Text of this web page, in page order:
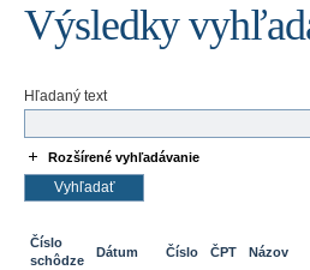
Výsledky
Hľadaný text
Rozšírené vyhľadávanie
Číslo
schôdze
Dátum Číslo ČPT Názov